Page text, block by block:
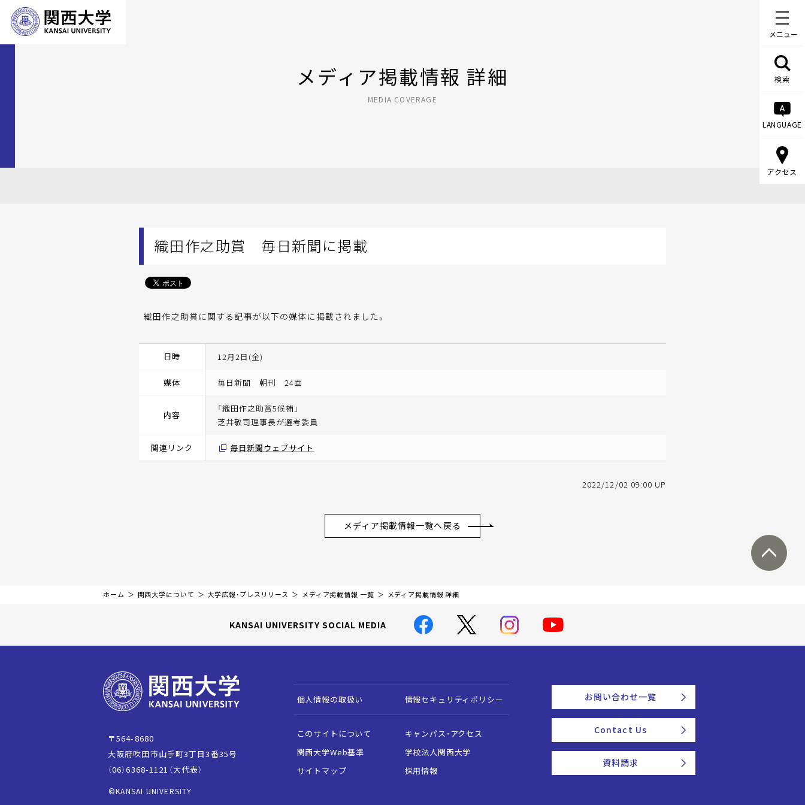
メニュー
検索
LANGUAGE
アクセス
メディア掲載情報 詳細
MEDIA COVERAGE
織田作之助賞 毎日新聞に掲載
織田作之助賞に関する記事が以下の媒体に掲載されました。
日時 12月2日(金)
媒体 毎日新聞 朝刊 24面
内容
「織田作之助賞5候補」
芝井敬司理事長が選考委員
関連リンク 毎日新聞ウェブサイト
2022/12/02 09:00 UP
メディア掲載情報一覧へ戻る
ホーム 関西大学について 大学広報・プレスリリース メディア掲載情報 一覧 メディア掲載情報 詳細
KANSAI UNIVERSITY SOCIAL MEDIA
個人情報の取扱い 情報セキュリティポリシー
このサイトについて
キャンパス・アクセス
関西大学Web基準
学校法人関西大学
サイトマップ
採用情報
お問い合わせ一覧
Contact Us
資料請求
〒564-8680
大阪府吹田市山手町3丁目3番35号
（06）6368-1121（大代表）
©KANSAI UNIVERSITY